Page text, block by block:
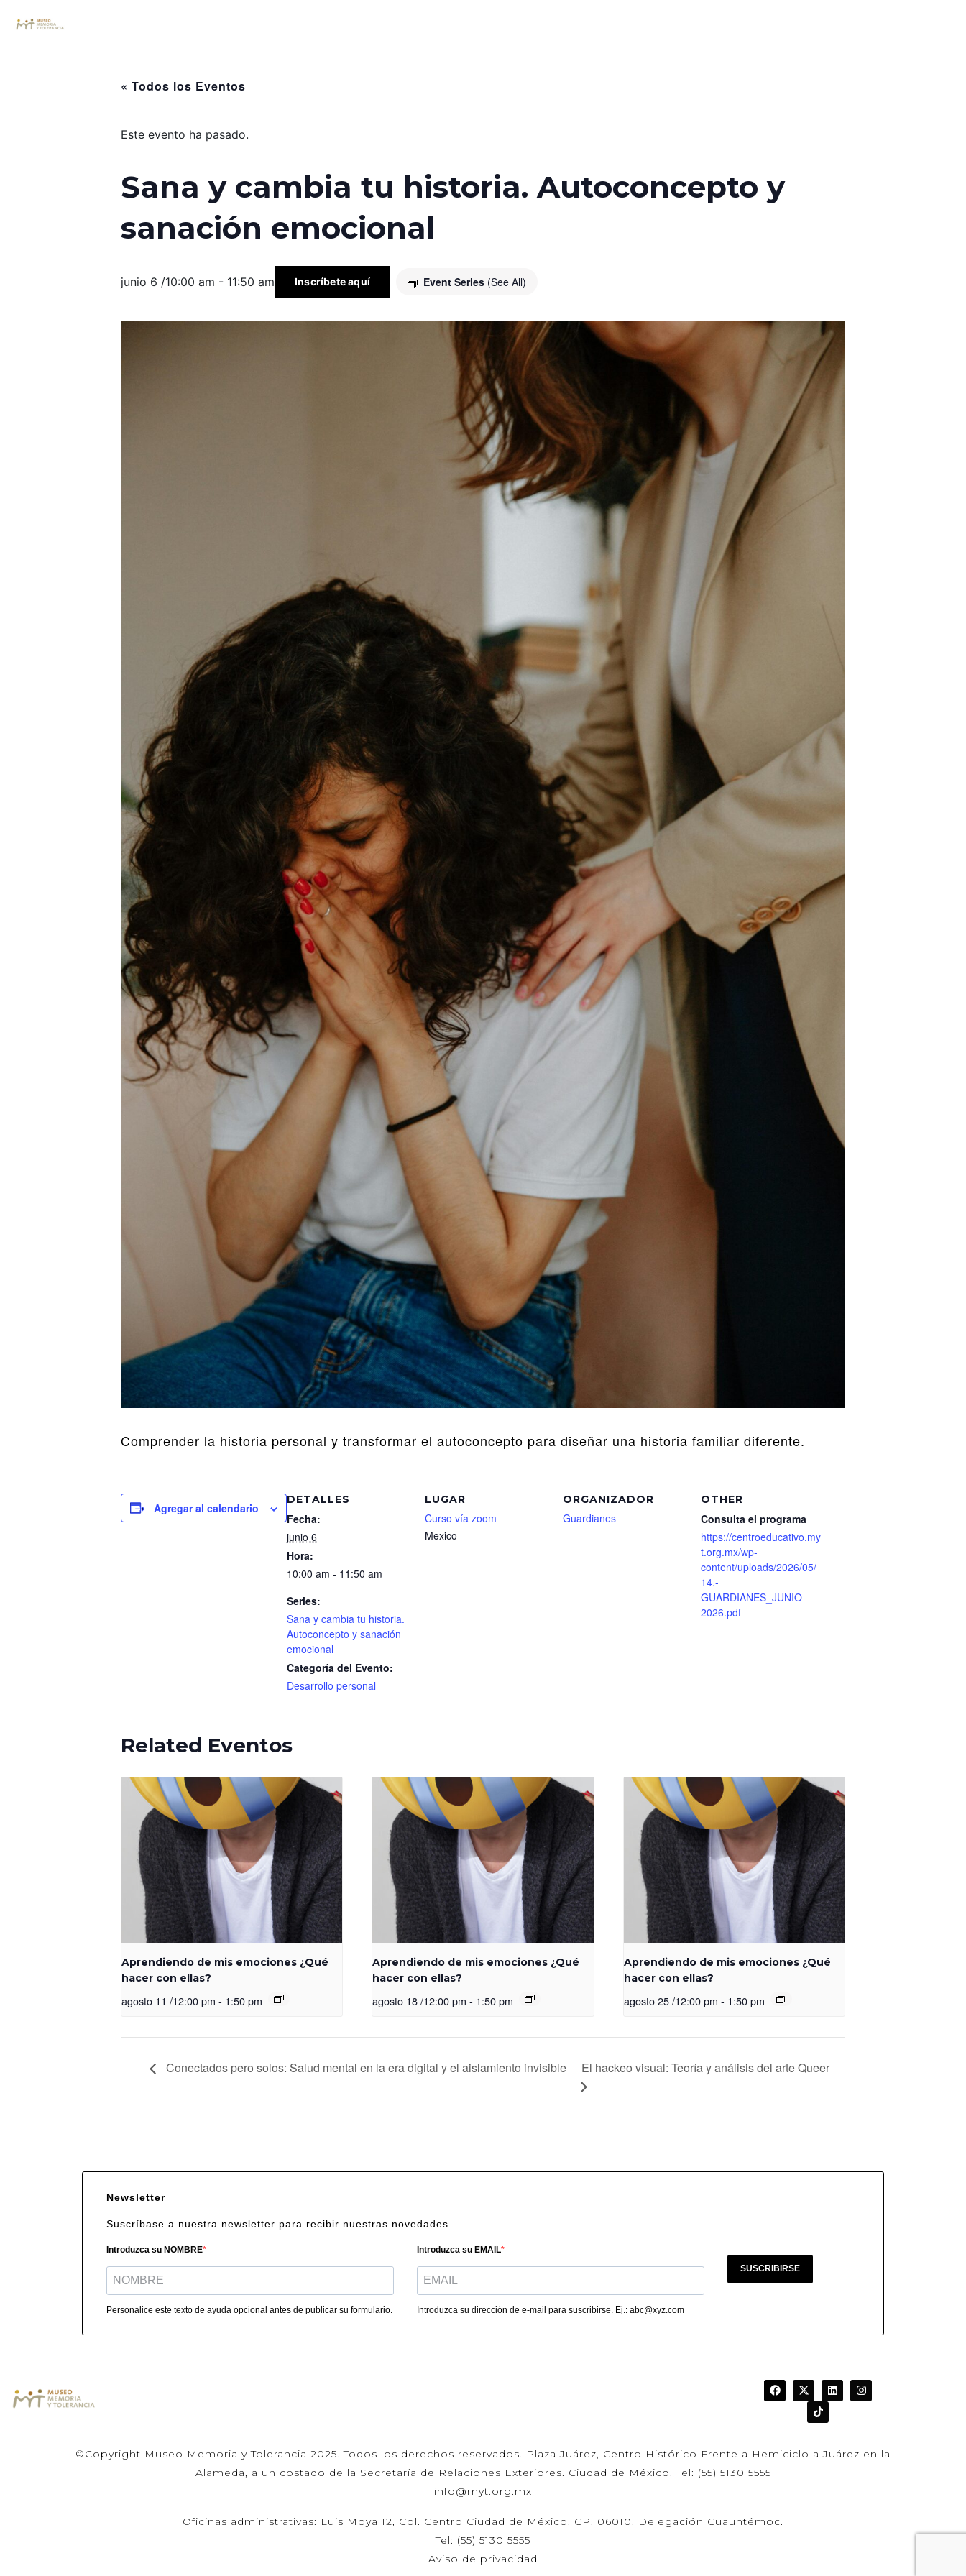
« Todos los Eventos
Este evento ha pasado.
Sana y cambia tu historia. Autoconcepto y
sanación emocional
junio 6 /10:00 am - 11:50 am Event Series (See All)
Inscríbete aquí
Comprender la historia personal y transformar el autoconcepto para diseñar una historia familiar diferente.
Agregar al calendario
DETALLES
Fecha:
junio 6
Hora:
10:00 am - 11:50 am
Series:
Sana y cambia tu historia.
Autoconcepto y sanación
emocional
Categoría del Evento:
Desarrollo personal
LUGAR
Curso vía zoom
Mexico
ORGANIZADOR
Guardianes
OTHER
Consulta el programa
https://centroeducativo.my
t.org.mx/wp-
content/uploads/2026/05/
14.-
GUARDIANES_JUNIO-
2026.pdf
Related Eventos
Aprendiendo de mis emociones ¿Qué
hacer con ellas?
agosto 11 /12:00 pm - 1:50 pm
Aprendiendo de mis emociones ¿Qué
hacer con ellas?
agosto 18 /12:00 pm - 1:50 pm
Aprendiendo de mis emociones ¿Qué
hacer con ellas?
agosto 25 /12:00 pm - 1:50 pm
Conectados pero solos: Salud mental en la era digital y el aislamiento invisible El hackeo visual: Teoría y análisis del arte Queer
Newsletter
Suscríbase a nuestra newsletter para recibir nuestras novedades.
Introduzca su NOMBRE
Personalice este texto de ayuda opcional antes de publicar su formulario.
Introduzca su EMAIL
Introduzca su dirección de e-mail para suscribirse. Ej.: abc@xyz.com
SUSCRIBIRSE
©Copyright Museo Memoria y Tolerancia 2025. Todos los derechos reservados. Plaza Juárez, Centro Histórico Frente a Hemiciclo a Juárez en la
Alameda, a un costado de la Secretaría de Relaciones Exteriores. Ciudad de México. Tel: (55) 5130 5555
info@myt.org.mx
Oficinas administrativas: Luis Moya 12, Col. Centro Ciudad de México, CP. 06010, Delegación Cuauhtémoc.
Tel: (55) 5130 5555
Aviso de privacidad